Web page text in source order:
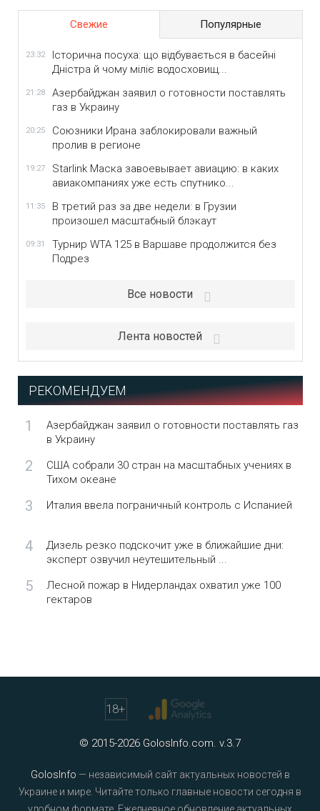
Свежие Популярные
23:32
Історична посуха: що відбувається в басейні
Дністра й чому міліє водосховищ...
21:28
Азербайджан заявил о готовности поставлять
газ в Украину
20:25
Союзники Ирана заблокировали важный
пролив в регионе
19:27
Starlink Маска завоевывает авиацию: в каких
авиакомпаниях уже есть спутнико...
11:35
В третий раз за две недели: в Грузии
произошел масштабный блэкаут
09:31
Турнир WTA 125 в Варшаве продолжится без
Подрез
Все новости
Лента новостей
РЕКОМЕНДУЕМ
1
Азербайджан заявил о готовности поставлять газ
в Украину
2
США собрали 30 стран на масштабных учениях в
Тихом океане
3 Италия ввела пограничный контроль с Испанией
4
Дизель резко подскочит уже в ближайшие дни:
эксперт озвучил неутешительный ...
5
Лесной пожар в Нидерландах охватил уже 100
гектаров
18+
© 2015-2026 GolosInfo.com. v.3.7
GolosInfo — независимый сайт актуальных новостей в
Украине и мире. Читайте только главные новости сегодня в